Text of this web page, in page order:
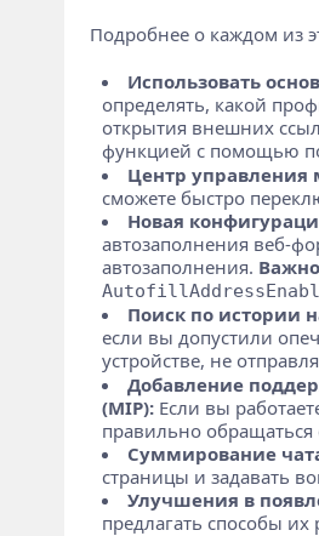
Подробнее о каждом из
Использовать
определять, какой
открытия внешних
функцией с помощью
Центр управления
сможете быстро
Новая
автозаполнения веб-
автозаполнения.
Поиск по истории
если вы допустили
устройстве, не
Добавление
(MIP):Если вы
правильно
Суммирование
страницы и задавать
Улучшения в
предлагать способы